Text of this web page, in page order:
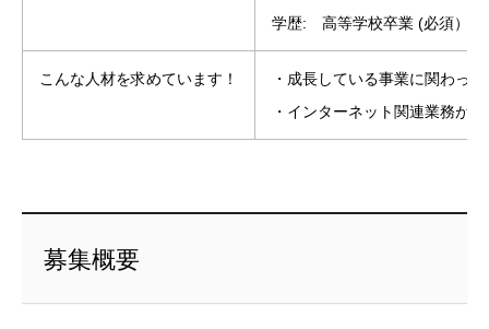
学歴: 高等学校卒業 (必須）
こんな人材を求めています！
・成長している事業に関わっ
・インターネット関連業務が
募集概要